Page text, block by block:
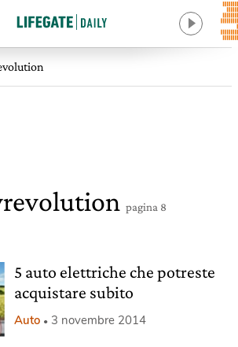
pagina 8
5 auto elettriche che potreste
acquistare subito
Auto 3 novembre 2014